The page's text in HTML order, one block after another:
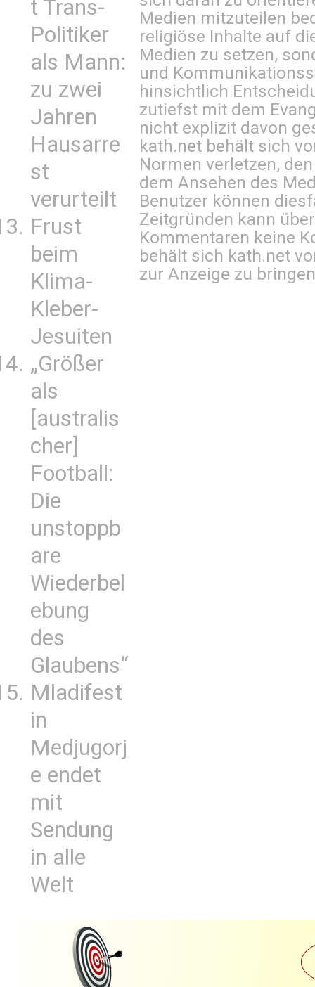
t Trans-
Politiker
als Mann:
zu zwei
Jahren
Hausarre
st
verurteilt
Frust
beim
Klima-
Kleber-
Jesuiten
„Größer
als
[australis
cher]
Football:
Die
unstoppb
are
Wiederbel
ebung
des
Glaubens“
Mladifest
in
Medjugorj
e endet
mit
Sendung
in alle
Welt
Medien mitzuteilen
religiöse Inhalte auf
Medien zu setzen,
und
hinsichtlich
zutiefst mit dem
nicht explizit davon
kath.net behält sich
Normen verletzen,
dem Ansehen des
Benutzer können
Zeitgründen kann
Kommentaren keine
behält sich kath.net
zur Anzeige zu